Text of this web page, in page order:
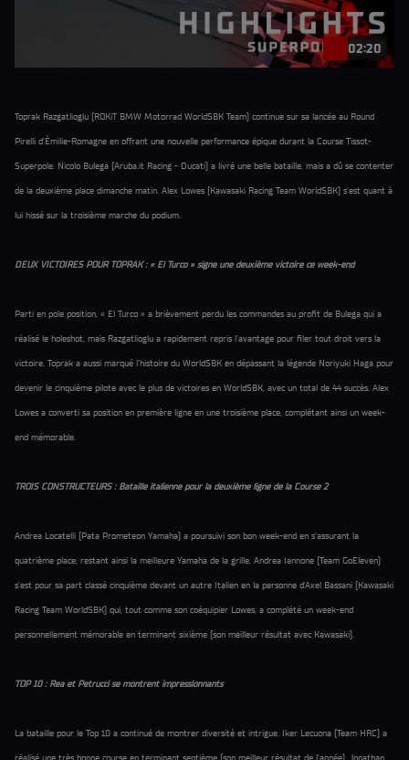
02:20
Toprak Razgatlioglu (ROKiT BMW Motorrad WorldSBK Team) continue sur sa lancée au Round
Pirelli d’Émilie-Romagne en offrant une nouvelle performance épique durant la Course Tissot-
Superpole. Nicolo Bulega (Aruba.it Racing - Ducati) a livré une belle bataille, mais a dû se contenter
de la deuxième place dimanche matin. Alex Lowes (Kawasaki Racing Team WorldSBK) s’est quant à
lui hissé sur la troisième marche du podium.
DEUX VICTOIRES POUR TOPRAK : « El Turco » signe une deuxième victoire ce week-end
Parti en pole position, « El Turco » a brièvement perdu les commandes au profit de Bulega qui a
réalisé le holeshot, mais Razgatlioglu a rapidement repris l’avantage pour filer tout droit vers la
victoire. Toprak a aussi marqué l’histoire du WorldSBK en dépassant la légende Noriyuki Haga pour
devenir le cinquième pilote avec le plus de victoires en WorldSBK, avec un total de 44 succès. Alex
Lowes a converti sa position en première ligne en une troisième place, complétant ainsi un week-
end mémorable.
TROIS CONSTRUCTEURS : Bataille italienne pour la deuxième ligne de la Course 2
Andrea Locatelli (Pata Prometeon Yamaha) a poursuivi son bon week-end en s’assurant la
quatrième place, restant ainsi la meilleure Yamaha de la grille. Andrea Iannone (Team GoEleven)
s’est pour sa part classé cinquième devant un autre Italien en la personne d’Axel Bassani (Kawasaki
Racing Team WorldSBK) qui, tout comme son coéquipier Lowes, a complété un week-end
personnellement mémorable en terminant sixième (son meilleur résultat avec Kawasaki).
TOP 10 : Rea et Petrucci se montrent impressionnants
La bataille pour le Top 10 a continué de montrer diversité et intrigue. Iker Lecuona (Team HRC) a